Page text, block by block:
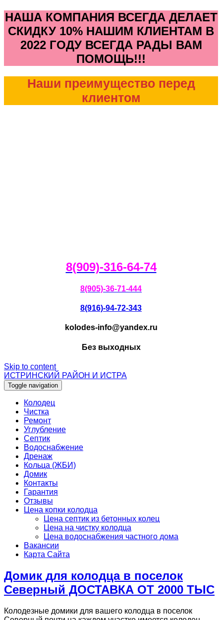
НАША КОМПАНИЯ ВСЕГДА ДЕЛАЕТ
СКИДКУ 10% НАШИМ КЛИЕНТАМ В
2022 ГОДУ ВСЕГДА РАДЫ ВАМ
ПОМОЩЬ!!!
Наши преимущество перед
клиентом
8(909)-316-64-74
8(905)-36-71-444
8(916)-94-72-343
kolodes-info@yandex.ru
Без выходных
Skip to content
ИСТРИНСКИЙ РАЙОН И ИСТРА
Toggle navigation
Колодец
Чистка
Ремонт
Углубление
Септик
Водоснабжение
Дренаж
Кольца (ЖБИ)
Домик
Контакты
Гарантия
Отзывы
Цена копки колодца
Цена септик из бетонных колец
Цена на чистку колодца
Цена водоснабжения частного дома
Вакансии
Карта Сайта
Домик для колодца в поселок
Северный ДОСТАВКА ОТ 2000 ТЫС
Колодезные домики для вашего колодца в поселок